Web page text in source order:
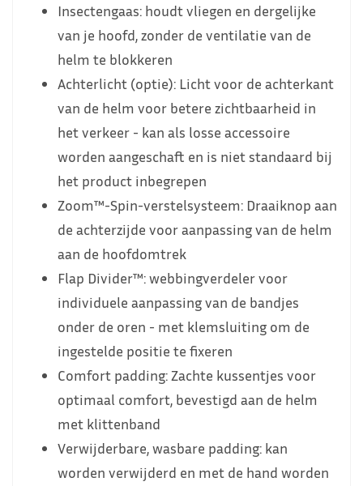
Insectengaas: houdt vliegen en dergelijke
van je hoofd, zonder de ventilatie van de
helm te blokkeren
Achterlicht (optie): Licht voor de achterkant
van de helm voor betere zichtbaarheid in
het verkeer - kan als losse accessoire
worden aangeschaft en is niet standaard bij
het product inbegrepen
Zoom™-Spin-verstelsysteem: Draaiknop aan
de achterzijde voor aanpassing van de helm
aan de hoofdomtrek
Flap Divider™: webbingverdeler voor
individuele aanpassing van de bandjes
onder de oren - met klemsluiting om de
ingestelde positie te fixeren
Comfort padding: Zachte kussentjes voor
optimaal comfort, bevestigd aan de helm
met klittenband
Verwijderbare, wasbare padding: kan
worden verwijderd en met de hand worden